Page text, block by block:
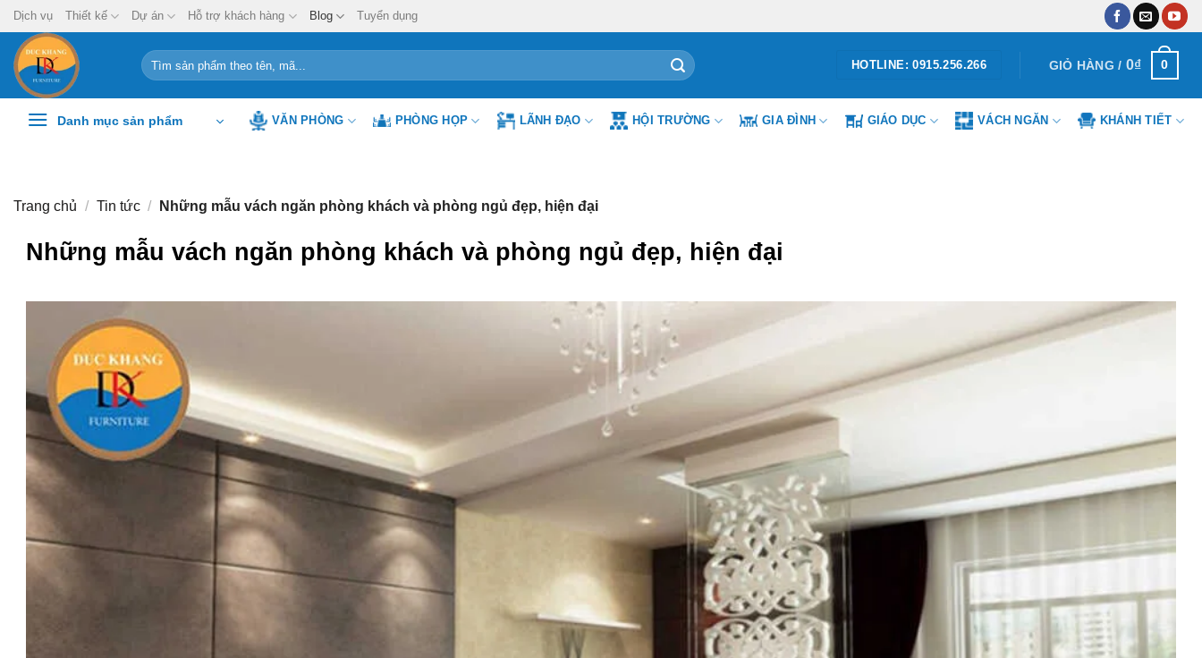
Chuyển
đến
nội
dung
Dịch vụ Thiết kế Dự án Hỗ trợ khách hàng Blog Tuyển dụng
Tìm
kiếm:
HOTLINE: 0915.256.266 GIỎ HÀNG / 0₫ 0
Danh mục sản phẩm VĂN PHÒNG PHÒNG HỌP LÃNH ĐẠO HỘI TRƯỜNG GIA ĐÌNH GIÁO DỤC VÁCH NGĂN KHÁNH TIẾT
Trang chủ / Tin tức / Những mẫu vách ngăn phòng khách và phòng ngủ đẹp, hiện đại
Những mẫu vách ngăn phòng khách và phòng ngủ đẹp, hiện đại